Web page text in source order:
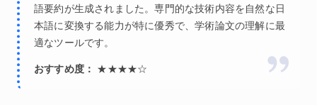
語要約が生成されました。専門的な技術内容を自然な日
本語に変換する能力が特に優秀で、学術論文の理解に最
適なツールです。
おすすめ度： ★★★★☆